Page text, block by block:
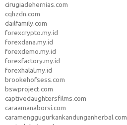
cirugiadehernias.com
cqhzdn.com
dailfamily.com
forexcrypto.my.id
forexdana.my.id
forexdemo.my.id
forexfactory.my.id
forexhalal.my.id
brookehofsess.com
bswproject.com
captivedaughtersfilms.com
caraamanaborsi.com
caramenggugurkankandunganherbal.com